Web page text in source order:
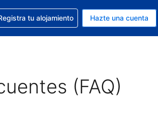
actual es EUR
que prefieres. Tu idioma actual es
ayuda con la reserva
tu alojamiento Hazte una cuenta
(FAQ)